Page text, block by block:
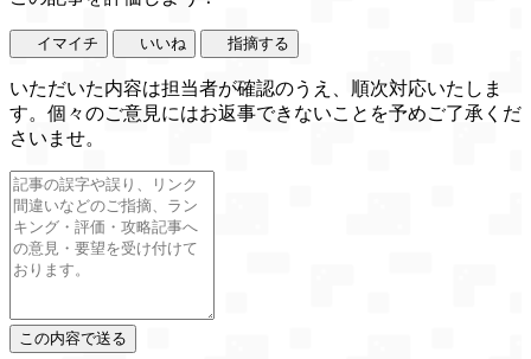
イマイチ いいね 指摘する
いただいた内容は担当者が確認のうえ、順次対応いたしま
す。個々のご意見にはお返事できないことを予めご了承くだ
さいませ。